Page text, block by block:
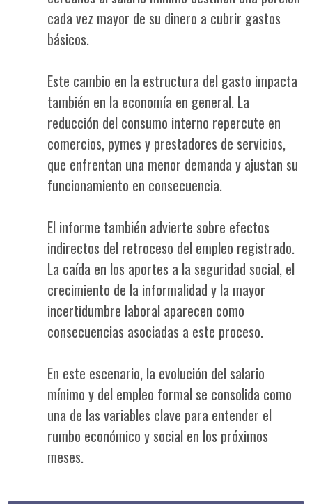
cada vez mayor de su dinero a cubrir gastos
básicos.
Este cambio en la estructura del gasto impacta
también en la economía en general. La
reducción del consumo interno repercute en
comercios, pymes y prestadores de servicios,
que enfrentan una menor demanda y ajustan su
funcionamiento en consecuencia.
El informe también advierte sobre efectos
indirectos del retroceso del empleo registrado.
La caída en los aportes a la seguridad social, el
crecimiento de la informalidad y la mayor
incertidumbre laboral aparecen como
consecuencias asociadas a este proceso.
En este escenario, la evolución del salario
mínimo y del empleo formal se consolida como
una de las variables clave para entender el
rumbo económico y social en los próximos
meses.